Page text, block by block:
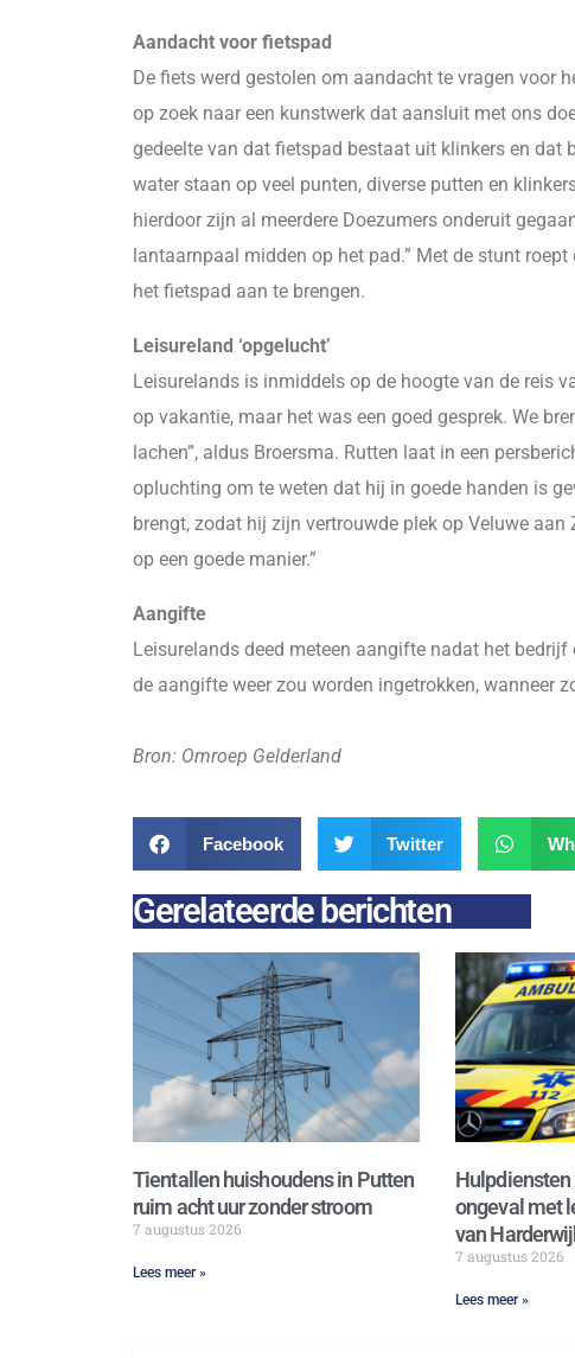
Aandacht voor fietspad
De fiets werd gestolen om aandacht te vragen voor
op zoek naar een kunstwerk dat aansluit met ons
gedeelte van dat fietspad bestaat uit klinkers en
water staan op veel punten, diverse putten en
hierdoor zijn al meerdere Doezumers onderuit
lantaarnpaal midden op het pad.” Met de stunt
het fietspad aan te brengen.
Leisureland ‘opgelucht’
Leisurelands is inmiddels op de hoogte van de reis
op vakantie, maar het was een goed gesprek. We
lachen”, aldus Broersma. Rutten laat in een
opluchting om te weten dat hij in goede handen is
brengt, zodat hij zijn vertrouwde plek op Veluwe
op een goede manier.”
Aangifte
Leisurelands deed meteen aangifte nadat het
de aangifte weer zou worden ingetrokken, wanneer
Bron: Omroep Gelderland
Facebook Twitter
Gerelateerde berichten
Tientallen huishoudens in Putten
ruim acht uur zonder stroom
7 augustus 2026
Lees meer »
ongeval met
van
7 augustus 2026
Lees meer »